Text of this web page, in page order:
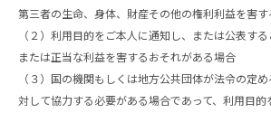
第三者の生命、身体、財産その他の権利利益を害
（２）利用目的をご本人に通知し、または公表す
または正当な利益を害するおそれがある場合
（３）国の機関もしくは地方公共団体が法令の定
対して協力する必要がある場合であって、利用目